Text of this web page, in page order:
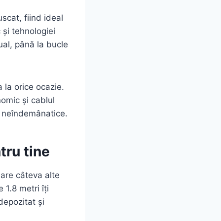
fiind ideal
tehnologiei
până la bucle
la orice ocazie.
și cablul
tine
câteva alte
1.8 metri îți
și